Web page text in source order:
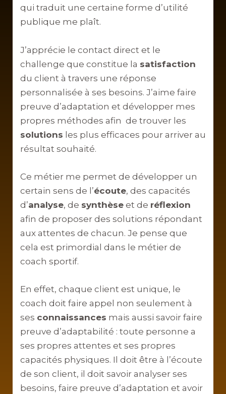
qui traduit une certaine forme d’utilité
publique me plaît.
J’apprécie le contact direct et le
challenge que constitue la satisfaction
du client à travers une réponse
personnalisée à ses besoins. J’aime faire
preuve d’adaptation et développer mes
propres méthodes afin de trouver les
solutions les plus efficaces pour arriver au
résultat souhaité.
Ce métier me permet de développer un
certain sens de l’écoute, des capacités
d’analyse, de synthèse et de réflexion
afin de proposer des solutions répondant
aux attentes de chacun. Je pense que
cela est primordial dans le métier de
coach sportif.
En effet, chaque client est unique, le
coach doit faire appel non seulement à
ses connaissances mais aussi savoir faire
preuve d’adaptabilité : toute personne a
ses propres attentes et ses propres
capacités physiques. Il doit être à l’écoute
de son client, il doit savoir analyser ses
besoins, faire preuve d’adaptation et avoir